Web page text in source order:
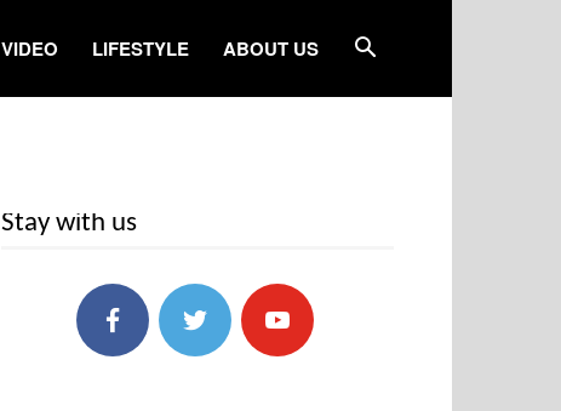
VIDEO LIFESTYLE ABOUT US
Stay with us